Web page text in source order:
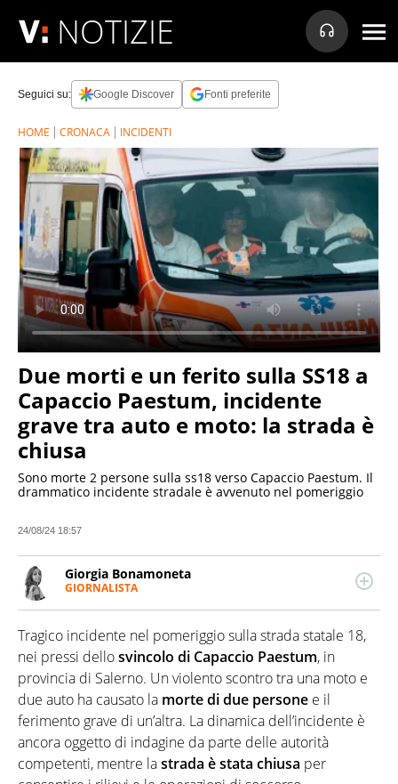
NOTIZIE
Seguici su: Google Discover Fonti preferite
HOME CRONACA INCIDENTI
Due morti e un ferito sulla SS18 a
Capaccio Paestum, incidente
grave tra auto e moto: la strada è
chiusa
Sono morte 2 persone sulla ss18 verso Capaccio Paestum. Il
drammatico incidente stradale è avvenuto nel pomeriggio
24/08/24 18:57
Giorgia Bonamoneta
GIORNALISTA
Laureata in Editoria e Scrittura presso La Sapienza
di Roma, ha iniziato a scrivere per una testata
impegnata sui diritti civili, prima di lavorare in
diverse testate di attualità.
Tragico incidente nel pomeriggio sulla strada statale 18,
nei pressi dellosvincolo di Capaccio Paestum, in
provincia di Salerno. Un violento scontro tra una moto e
due auto ha causato la morte di due persone e il
ferimento grave di un’altra. La dinamica dell’incidente è
ancora oggetto di indagine da parte delle autorità
competenti, mentre lastrada è stata chiusa per